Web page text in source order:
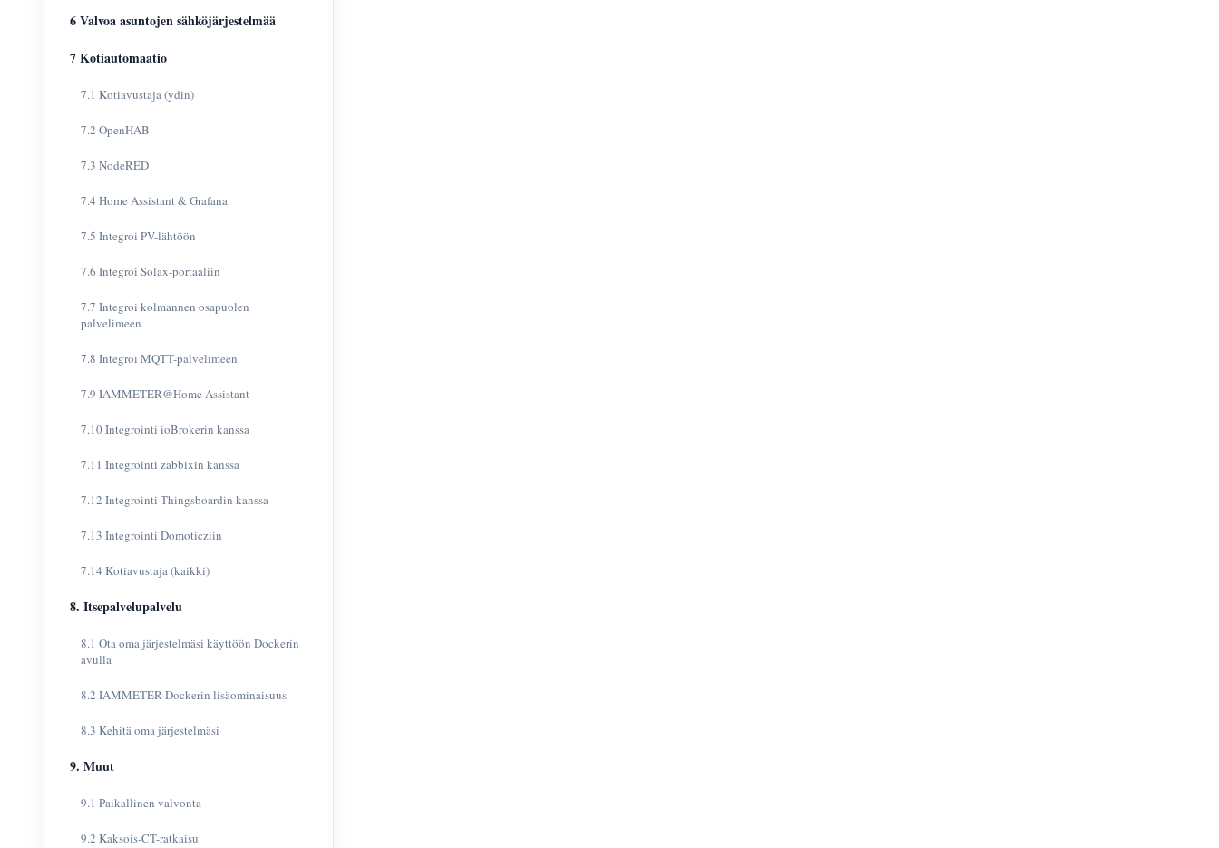
6 Valvoa asuntojen sähköjärjestelmää
7 Kotiautomaatio
7.1 Kotiavustaja (ydin)
7.2 OpenHAB
7.3 NodeRED
7.4 Home Assistant & Grafana
7.5 Integroi PV-lähtöön
7.6 Integroi Solax-portaaliin
7.7 Integroi kolmannen osapuolen
palvelimeen
7.8 Integroi MQTT-palvelimeen
7.9 IAMMETER@Home Assistant
7.10 Integrointi ioBrokerin kanssa
7.11 Integrointi zabbixin kanssa
7.12 Integrointi Thingsboardin kanssa
7.13 Integrointi Domoticziin
7.14 Kotiavustaja (kaikki)
8. Itsepalvelupalvelu
8.1 Ota oma järjestelmäsi käyttöön Dockerin
avulla
8.2 IAMMETER-Dockerin lisäominaisuus
8.3 Kehitä oma järjestelmäsi
9. Muut
9.1 Paikallinen valvonta
9.2 Kaksois-CT-ratkaisu